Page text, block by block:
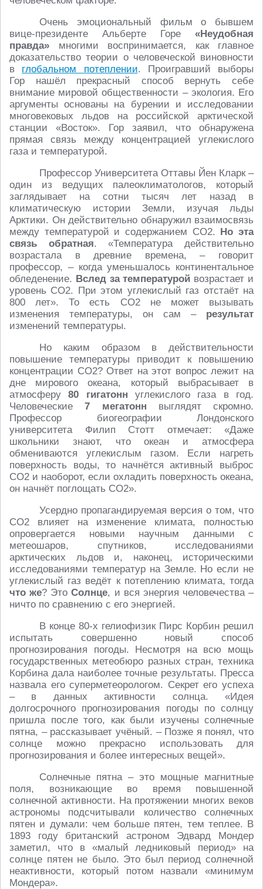
Очень эмоциональный фильм о бывшем
вице-президенте Альберте Горе «Неудобная
правда» многими воспринимается, как главное
доказательство теории о человеческой виновности
в глобальном потеплении. Проигравший выборы
Гор нашёл прекрасный способ вернуть себе
внимание мировой общественности – экология. Его
аргументы основаны на бурении и исследовании
многовековых льдов на российской арктической
станции «Восток». Гор заявил, что обнаружена
прямая связь между концентрацией углекислого
газа и температурой.
Профессор Университета Оттавы Йен Кларк –
один из ведущих палеоклиматологов, который
заглядывает на сотни тысяч лет назад в
климатическую истории Земли, изучая льды
Арктики. Он действительно обнаружил взаимосвязь
между температурой и содержанием CO2. Но эта
связь обратная. «Температура действительно
возрастала в древние времена, – говорит
профессор, – когда уменьшалось континентальное
обледенение. Вслед за температурой возрастает и
уровень CO2. При этом углекислый газ отстаёт на
800 лет». То есть CO2 не может вызывать
изменения температуры, он сам – результат
изменений температуры.
Но каким образом в действительности
повышение температуры приводит к повышению
концентрации CO2? Ответ на этот вопрос лежит на
дне мирового океана, который выбрасывает в
атмосферу80 гигатонн углекислого газа в год.
Человеческие7 мегатонн выглядят скромно.
Профессор биогеографии Лондонского
университета Филип Стотт отмечает: «Даже
школьники знают, что океан и атмосфера
обмениваются углекислым газом. Если нагреть
поверхность воды, то начнётся активный выброс
CO2 и наоборот, если охладить поверхность океана,
он начнёт поглощать CO2».
Усердно пропагандируемая версия о том, что
CO2 влияет на изменение климата, полностью
опровергается новыми научным данными с
метеошаров, спутников, исследованиями
арктических льдов и, наконец, историческими
исследованиями температур на Земле. Но если не
углекислый газ ведёт к потеплению климата, тогда
что же? ЭтоСолнце, и вся энергия человечества –
ничто по сравнению с его энергией.
В конце 80-х гелиофизик Пирс Корбин решил
испытать совершенно новый способ
прогнозирования погоды. Несмотря на всю мощь
государственных метеобюро разных стран, техника
Корбина дала наиболее точные результаты. Пресса
назвала его суперметеорологом. Секрет его успеха
– в данных активности солнца. «Идея
долгосрочного прогнозирования погоды по солнцу
пришла после того, как были изучены солнечные
пятна, – рассказывает учёный. – Позже я понял, что
солнце можно прекрасно использовать для
прогнозирования и более интересных вещей».
Солнечные пятна – это мощные магнитные
поля, возникающие во время повышенной
солнечной активности. На протяжении многих веков
астрономы подсчитывали количество солнечных
пятен и думали: чем больше пятен, тем теплее. В
1893 году британский астроном Эдвард Мондер
заметил, что в «малый ледниковый период» на
солнце пятен не было. Это был период солнечной
неактивности, который потом назвали «минимум
Мондера».